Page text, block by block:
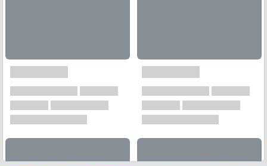
Xem tất cả →